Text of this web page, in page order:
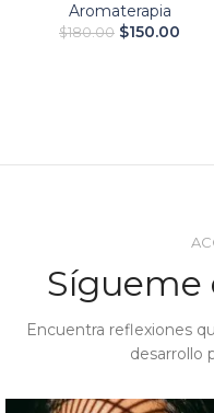
Aromaterapia
$180.00 $150.00
Sígueme
Encuentra reflexiones
desarrollo